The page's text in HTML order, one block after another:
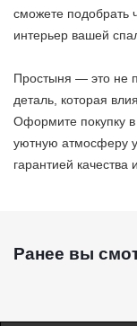
сможете подобрать
интерьер вашей
Простыня — это не
деталь, которая
Оформите покупку
уютную атмосферу
гарантией качества
Ранее вы